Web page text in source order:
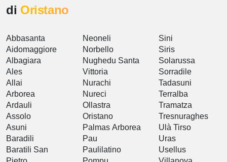
di Oristano
Abbasanta
Aidomaggiore
Albagiara
Ales
Allai
Arborea
Ardauli
Assolo
Asuni
Baradili
Baratili San
Neoneli
Norbello
Nughedu Santa
Vittoria
Nurachi
Nureci
Ollastra
Oristano
Palmas Arborea
Pau
Paulilatino
Sini
Siris
Solarussa
Sorradile
Tadasuni
Terralba
Tramatza
Tresnuraghes
Ulà Tirso
Uras
Usellus